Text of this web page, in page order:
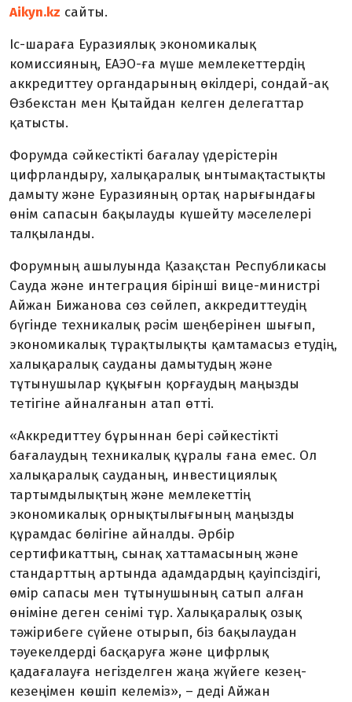
Aikyn.kz сайты.
Іс-шараға Еуразиялық экономикалық
комиссияның, ЕАЭО-ға мүше мемлекеттердің
аккредиттеу органдарының өкілдері, сондай-ақ
Өзбекстан мен Қытайдан келген делегаттар
қатысты.
Форумда сәйкестікті бағалау үдерістерін
цифрландыру, халықаралық ынтымақтастықты
дамыту және Еуразияның ортақ нарығындағы
өнім сапасын бақылауды күшейту мәселелері
талқыланды.
Форумның ашылуында Қазақстан Республикасы
Сауда және интеграция бірінші вице-министрі
Айжан Бижанова сөз сөйлеп, аккредиттеудің
бүгінде техникалық рәсім шеңберінен шығып,
экономикалық тұрақтылықты қамтамасыз етудің,
халықаралық сауданы дамытудың және
тұтынушылар құқығын қорғаудың маңызды
тетігіне айналғанын атап өтті.
«Аккредиттеу бұрыннан бері сәйкестікті
бағалаудың техникалық құралы ғана емес. Ол
халықаралық сауданың, инвестициялық
тартымдылықтың және мемлекеттің
экономикалық орнықтылығының маңызды
құрамдас бөлігіне айналды. Әрбір
сертификаттың, сынақ хаттамасының және
стандарттың артында адамдардың қауіпсіздігі,
өмір сапасы мен тұтынушының сатып алған
өніміне деген сенімі тұр. Халықаралық озық
тәжірибеге сүйене отырып, біз бақылаудан
тәуекелдерді басқаруға және цифрлық
қадағалауға негізделген жаңа жүйеге кезең-
кезеңімен көшіп келеміз», – деді Айжан